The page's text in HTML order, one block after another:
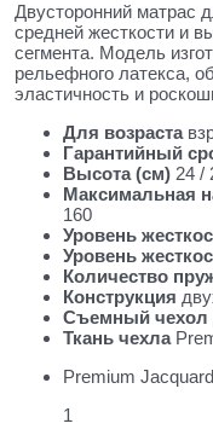
Двусторонний матрас
средней жесткости и
сегмента. Модель
рельефного латекса,
эластичность и
Для возраста
Гарантийный
Высота (см) 24 /
Максимальная
160
Уровень
Уровень
Количество
Конструкция
Съемный чехол
Ткань чехла
Premium Jacquard
1